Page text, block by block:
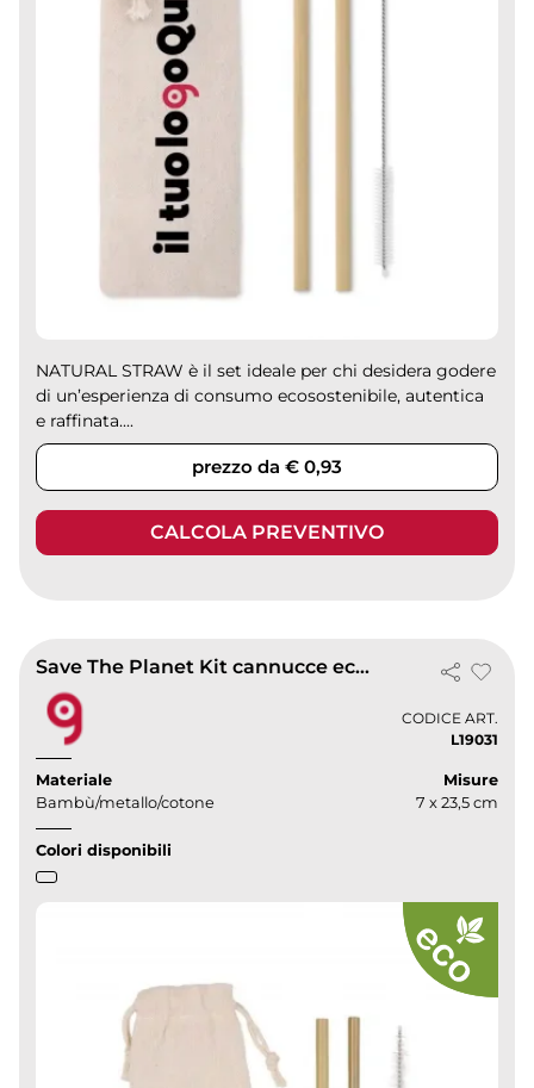
NATURAL STRAW è il set ideale per chi desidera godere
di un’esperienza di consumo ecosostenibile, autentica
e raffinata....
prezzo da € 0,93
CALCOLA PREVENTIVO
Save The Planet Kit cannucce ecocompatibili bambù con sacchetto
CODICE ART.
L19031
Materiale
Bambù/metallo/cotone
Misure
7 x 23,5 cm
Colori disponibili